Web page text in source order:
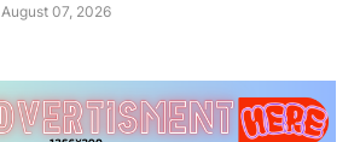
August 07, 2026